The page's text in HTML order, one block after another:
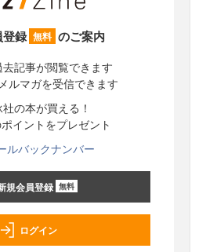
録 無料 のご案内
去記事が閲覧できます
ルマガを受信できます
社の本が買える！
イントをプレゼント
ルバックナンバー
規会員登録 無料
ログイン